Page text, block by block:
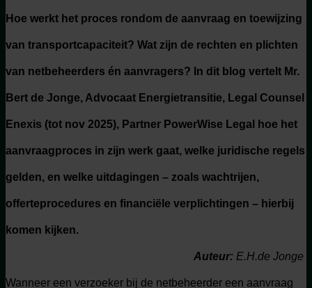
Hoe werkt het proces rondom de aanvraag en toewijzing
van transportcapaciteit? Wat zijn de rechten en plichten
van netbeheerders én aanvragers? In dit blog vertelt Mr.
Bert de Jonge, Advocaat Energietransitie, Legal Counsel
Enexis (tot nov 2025), Partner PowerWise Legal hoe het
aanvraagproces in zijn werk gaat, welke juridische regels
gelden, en welke uitdagingen – zoals wachtrijen,
offerteprocedures en financiële verplichtingen – hierbij
komen kijken.
Auteur: E.H.de Jonge
Wanneer een verzoeker bij de netbeheerder een aanvraag